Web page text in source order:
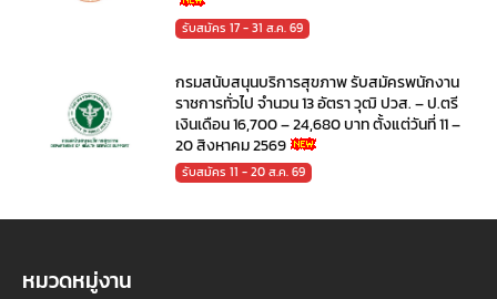
รับสมัคร 17 - 31 ส.ค. 69
กรมสนับสนุนบริการสุขภาพ รับสมัครพนักงาน
ราชการทั่วไป จำนวน 13 อัตรา วุฒิ ปวส. – ป.ตรี
เงินเดือน 16,700 – 24,680 บาท ตั้งแต่วันที่ 11 –
20 สิงหาคม 2569
รับสมัคร 11 - 20 ส.ค. 69
หมวดหมู่งาน